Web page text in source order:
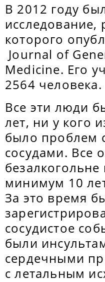
В 2012 году
исследование,
которого
Journal of
Medicine. Его
2564 человека.
Все эти люди
лет, ни у кого
было проблем
сосудами. Все
безалкогольне
минимум 10
За это время
сосудистое
были
сердечными
с летальным